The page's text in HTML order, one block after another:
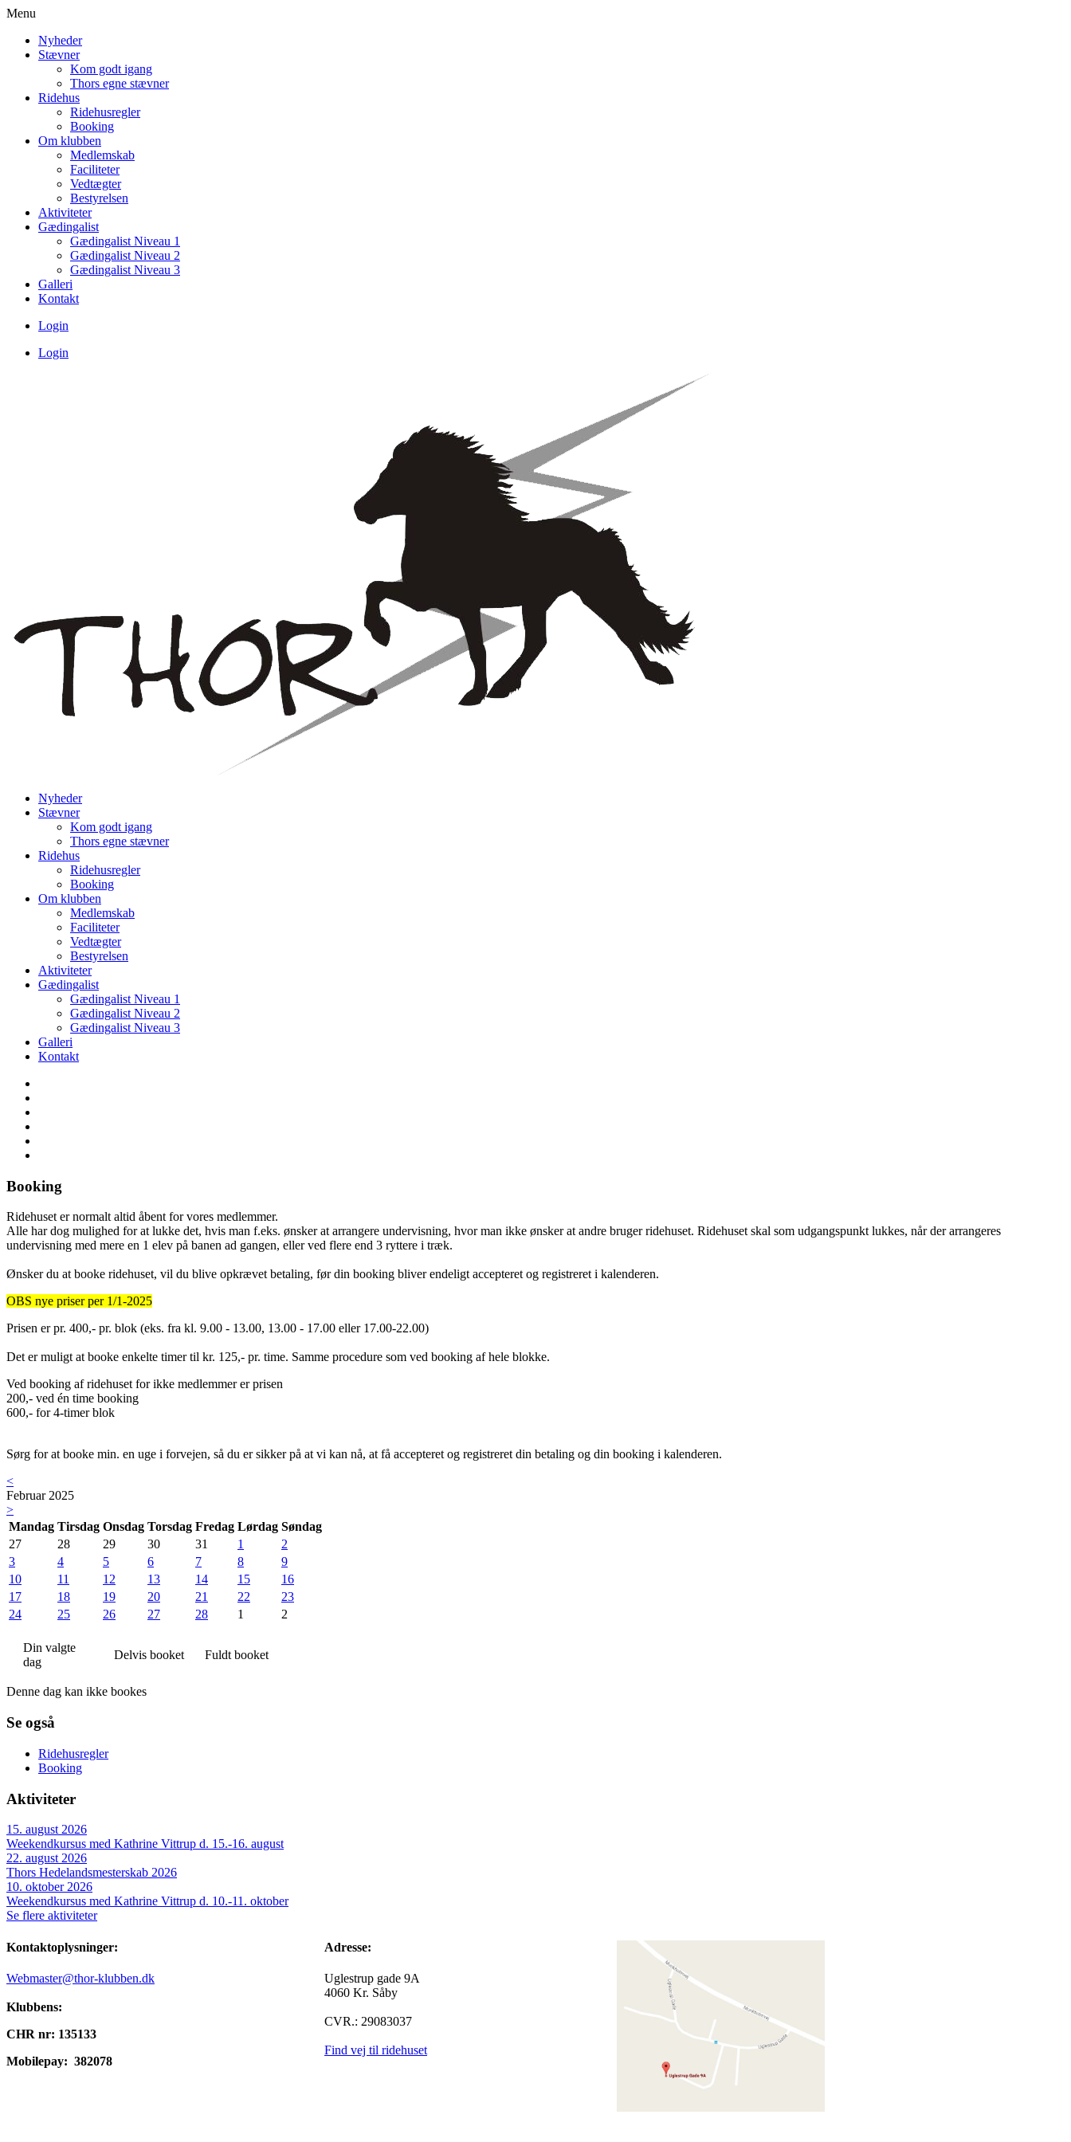
Menu
Nyheder
Stævner
Kom godt igang
Thors egne stævner
Ridehus
Ridehusregler
Booking
Om klubben
Medlemskab
Faciliteter
Vedtægter
Bestyrelsen
Aktiviteter
Gædingalist
Gædingalist Niveau 1
Gædingalist Niveau 2
Gædingalist Niveau 3
Galleri
Kontakt
Login
Login
Nyheder
Stævner
Kom godt igang
Thors egne stævner
Ridehus
Ridehusregler
Booking
Om klubben
Medlemskab
Faciliteter
Vedtægter
Bestyrelsen
Aktiviteter
Gædingalist
Gædingalist Niveau 1
Gædingalist Niveau 2
Gædingalist Niveau 3
Galleri
Kontakt
Booking
Ridehuset er normalt altid åbent for vores medlemmer.
Alle har dog mulighed for at lukke det, hvis man f.eks. ønsker at arrangere undervisning, hvor man ikke ønsker at andre bruger ridehuset. Ridehuset skal som udgangspunkt lukkes, når der arrangeres
undervisning med mere en 1 elev på banen ad gangen, eller ved flere end 3 ryttere i træk.
Ønsker du at booke ridehuset, vil du blive opkrævet betaling, før din booking bliver endeligt accepteret og registreret i kalenderen.
OBS nye priser per 1/1-2025
Prisen er pr. 400,- pr. blok (eks. fra kl. 9.00 - 13.00, 13.00 - 17.00 eller 17.00-22.00)
Det er muligt at booke enkelte timer til kr. 125,- pr. time. Samme procedure som ved booking af hele blokke.
Ved booking af ridehuset for ikke medlemmer er prisen
200,- ved én time booking
600,- for 4-timer blok
Sørg for at booke min. en uge i forvejen, så du er sikker på at vi kan nå, at få accepteret og registreret din betaling og din booking i kalenderen.
<
Februar 2025
>
Mandag Tirsdag Onsdag Torsdag Fredag Lørdag Søndag
27
28 29 30 31 1
2
3
4 5 6 7 8
9
10
11 12 13 14 15
16
17
18 19 20 21 22
23
24
25 26 27 28 1 2
Din valgte
dag
Delvis booket Fuldt booket
Denne dag kan ikke bookes
Se også
Ridehusregler
Booking
Aktiviteter
15. august 2026
Weekendkursus med Kathrine Vittrup d. 15.-16. august
22. august 2026
Thors Hedelandsmesterskab 2026
10. oktober 2026
Weekendkursus med Kathrine Vittrup d. 10.-11. oktober
Se flere aktiviteter
Kontaktoplysninger:
Webmaster@thor-klubben.dk
Klubbens:
CHR nr: 135133
Mobilepay: 382078
Adresse:
Uglestrup gade 9A
4060 Kr. Såby
CVR.: 29083037
Find vej til ridehuset